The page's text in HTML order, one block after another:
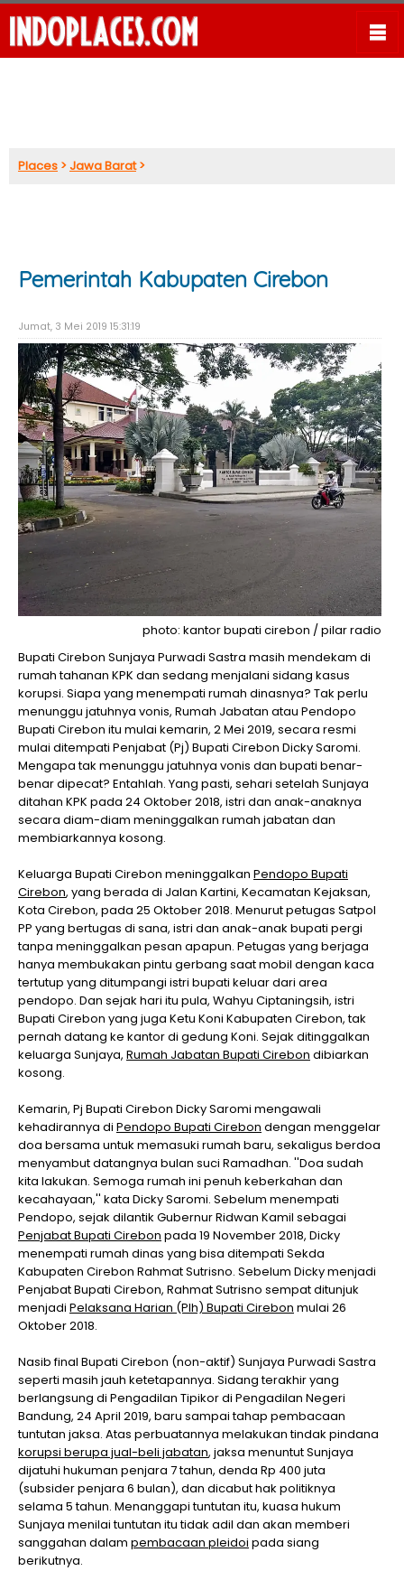
Places >Jawa Barat>
Pemerintah Kabupaten Cirebon
Jumat, 3 Mei 2019 15:31:19
photo: kantor bupati cirebon / pilar radio
Bupati Cirebon Sunjaya Purwadi Sastra masih mendekam di
rumah tahanan KPK dan sedang menjalani sidang kasus
korupsi. Siapa yang menempati rumah dinasnya? Tak perlu
menunggu jatuhnya vonis, Rumah Jabatan atau Pendopo
Bupati Cirebon itu mulai kemarin, 2 Mei 2019, secara resmi
mulai ditempati Penjabat (Pj) Bupati Cirebon Dicky Saromi.
Mengapa tak menunggu jatuhnya vonis dan bupati benar-
benar dipecat? Entahlah. Yang pasti, sehari setelah Sunjaya
ditahan KPK pada 24 Oktober 2018, istri dan anak-anaknya
secara diam-diam meninggalkan rumah jabatan dan
membiarkannya kosong.
Keluarga Bupati Cirebon meninggalkan Pendopo Bupati
Cirebon, yang berada di Jalan Kartini, Kecamatan Kejaksan,
Kota Cirebon, pada 25 Oktober 2018. Menurut petugas Satpol
PP yang bertugas di sana, istri dan anak-anak bupati pergi
tanpa meninggalkan pesan apapun. Petugas yang berjaga
hanya membukakan pintu gerbang saat mobil dengan kaca
tertutup yang ditumpangi istri bupati keluar dari area
pendopo. Dan sejak hari itu pula, Wahyu Ciptaningsih, istri
Bupati Cirebon yang juga Ketu Koni Kabupaten Cirebon, tak
pernah datang ke kantor di gedung Koni. Sejak ditinggalkan
keluarga Sunjaya, Rumah Jabatan Bupati Cirebon dibiarkan
kosong.
Kemarin, Pj Bupati Cirebon Dicky Saromi mengawali
kehadirannya di Pendopo Bupati Cirebon dengan menggelar
doa bersama untuk memasuki rumah baru, sekaligus berdoa
menyambut datangnya bulan suci Ramadhan. ''Doa sudah
kita lakukan. Semoga rumah ini penuh keberkahan dan
kecahayaan,'' kata Dicky Saromi. Sebelum menempati
Pendopo, sejak dilantik Gubernur Ridwan Kamil sebagai
Penjabat Bupati Cirebon pada 19 November 2018, Dicky
menempati rumah dinas yang bisa ditempati Sekda
Kabupaten Cirebon Rahmat Sutrisno. Sebelum Dicky menjadi
Penjabat Bupati Cirebon, Rahmat Sutrisno sempat ditunjuk
menjadi Pelaksana Harian (Plh) Bupati Cirebon mulai 26
Oktober 2018.
Nasib final Bupati Cirebon (non-aktif) Sunjaya Purwadi Sastra
seperti masih jauh ketetapannya. Sidang terakhir yang
berlangsung di Pengadilan Tipikor di Pengadilan Negeri
Bandung, 24 April 2019, baru sampai tahap pembacaan
tuntutan jaksa. Atas perbuatannya melakukan tindak pindana
korupsi berupa jual-beli jabatan, jaksa menuntut Sunjaya
dijatuhi hukuman penjara 7 tahun, denda Rp 400 juta
(subsider penjara 6 bulan), dan dicabut hak politiknya
selama 5 tahun. Menanggapi tuntutan itu, kuasa hukum
Sunjaya menilai tuntutan itu tidak adil dan akan memberi
sanggahan dalam pembacaan pleidoi pada siang
berikutnya.